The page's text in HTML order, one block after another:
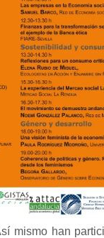
mismo han